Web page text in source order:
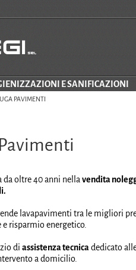
E SANIFICAZIONI
PAVIMENTI
da oltre 40 anni nellavendita
lavapavimenti tra le migliori
risparmio energetico.
di assistenza tecnicadedicato
a domicilio.